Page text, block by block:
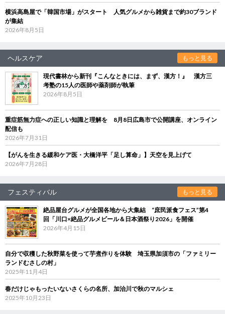
横浜高島屋で「韓国市場」がスタート 人気グルメから雑貨まで約30ブランド
が集結
2026年8月5日
ヘルスケア もっと見る
現代書林から新刊『こんなときには、まず、漢方！』 漢方三
考塾の15人の医師や薬剤師が執筆
2026年8月5日
重症筋無力症への正しい知識と理解を 8月8日広島市で公開講座、オンライン
配信も
2026年7月31日
【がんを生きる緩和ケア医・大橋洋平「足し算命」】天空を見上げて
2026年7月28日
フェスティバル もっと見る
絶品屋台グルメが全国各地から大集結 “庶民派食フェス”第4
回「川口×絶品グルメビール＆日本酒祭り2026」を開催
2026年4月15日
自分で収穫した秋野菜を使って芋煮作りを体験 埼玉県加須市の「ファミリー
ランドむさしの村」
2025年11月4日
春だけじゃもったいないさくらの名所、加治川で秋のマルシェ
2025年10月23日